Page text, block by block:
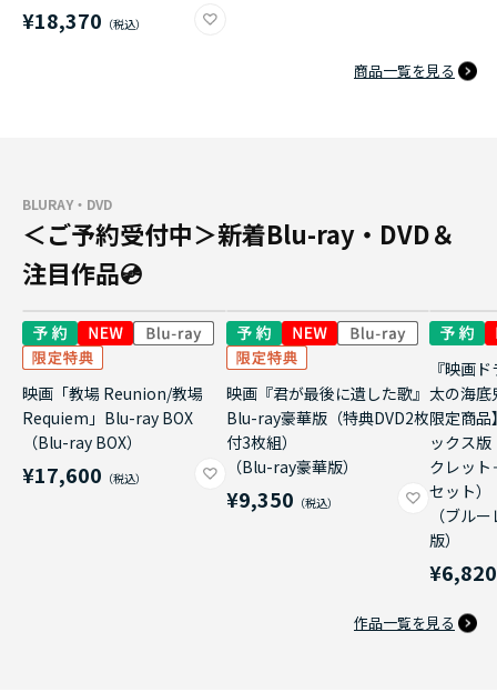
¥18,370
商品一覧を見る
BLURAY・DVD
＜ご予約受付中＞新着Blu-ray・DVD＆
注目作品💿
映画「教場 Reunion/教場
Requiem」Blu-ray BOX
（Blu-ray BOX）
¥17,600
映画『君が最後に遺した歌』
Blu-ray豪華版（特典DVD2枚
付3枚組）
（Blu-ray豪華版）
¥9,350
『映画
太の海底
限定商品
ックス
クレッ
セット）
（ブル
版）
¥6,820
作品一覧を見る